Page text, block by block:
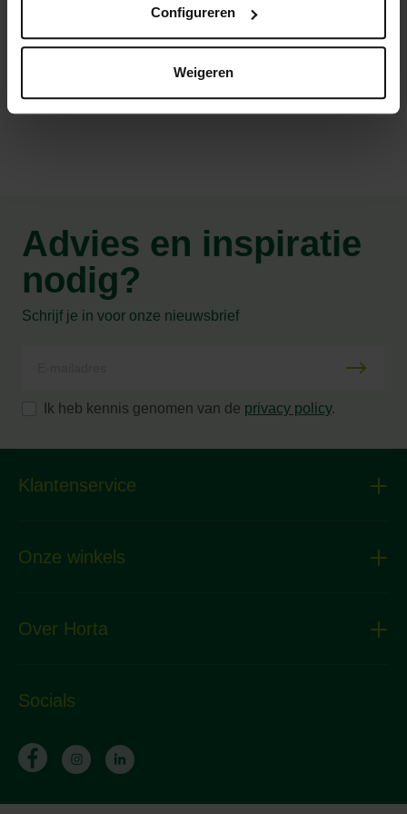
Configureren
Weigeren
Advies en inspiratie
nodig?
Schrijf je in voor onze nieuwsbrief
Ik heb kennis genomen van de privacy policy.
Klantenservice
Onze winkels
Over Horta
Socials